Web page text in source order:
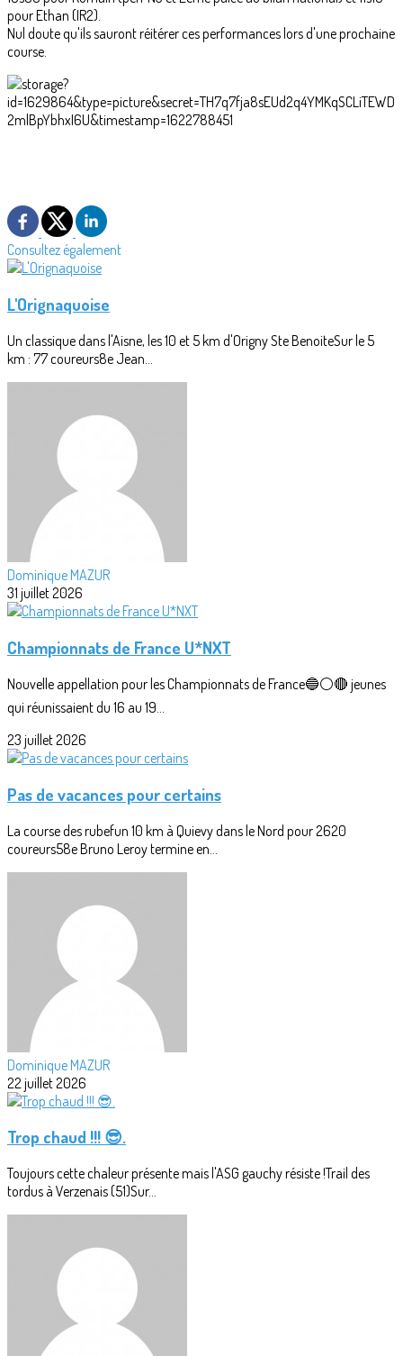
pour Ethan (IR2).
Nul doute qu'ils sauront réitérer ces performances lors d'une prochaine
course.
Consultez également
L'Orignaquoise
Un classique dans l'Aisne, les 10 et 5 km d'Origny Ste BenoiteSur le 5
km : 77 coureurs8e Jean...
Dominique MAZUR
31 juillet 2026
Championnats de France U*NXT
Nouvelle appellation pour les Championnats de France🔵⚪🔴 jeunes
qui réunissaient du 16 au 19...
23 juillet 2026
Pas de vacances pour certains
La course des rubefun 10 km à Quievy dans le Nord pour 2620
coureurs58e Bruno Leroy termine en...
Dominique MAZUR
22 juillet 2026
Trop chaud !!! 😎.
Toujours cette chaleur présente mais l'ASG gauchy résiste !Trail des
tordus à Verzenais (51)Sur...